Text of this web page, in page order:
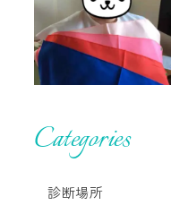
Categories
診断場所